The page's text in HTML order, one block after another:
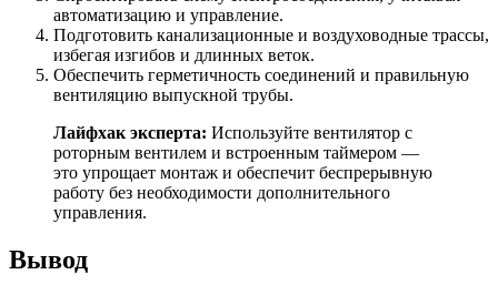
автоматизацию и управление.
Подготовить канализационные и воздуховодные трассы,
избегая изгибов и длинных веток.
Обеспечить герметичность соединений и правильную
вентиляцию выпускной трубы.
Лайфхак эксперта: Используйте вентилятор с
роторным вентилем и встроенным таймером —
это упрощает монтаж и обеспечит беспрерывную
работу без необходимости дополнительного
управления.
Вывод